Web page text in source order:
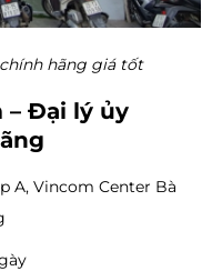
hãng giá tốt
– Đại lý ủy
A, Vincom Center Bà